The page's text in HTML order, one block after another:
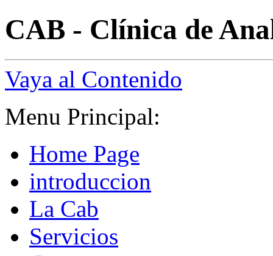
CAB - Clínica de
Vaya al Contenido
Menu Principal:
Home Page
introduccion
La Cab
Servicios